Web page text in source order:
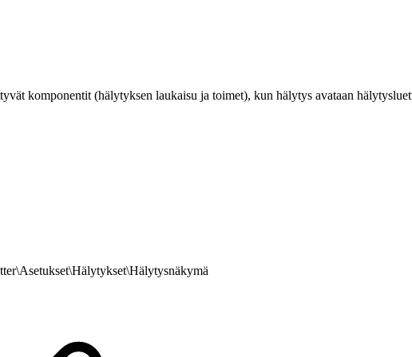
komponentit (hälytyksen laukaisu ja toimet), kun hälytys avataan